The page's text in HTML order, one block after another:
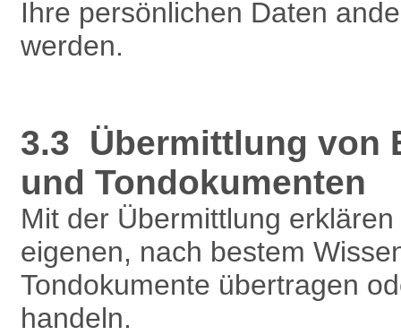
Ihre persönlichen Daten
werden.
3.3 Übermittlung von
und Tondokumenten
Mit der Übermittlung
eigenen, nach bestem
Tondokumente übertragen
handeln.